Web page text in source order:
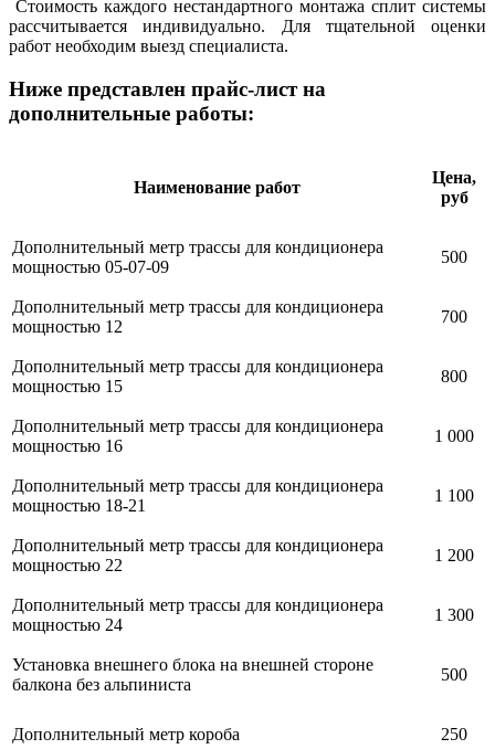
Стоимость каждого нестандартного монтажа сплит системы
рассчитывается индивидуально. Для тщательной оценки
работ необходим выезд специалиста.
Ниже представлен прайс-лист на
дополнительные работы:
Наименование работ
Цена,
руб
Дополнительный метр трассы для кондиционера
мощностью 05-07-09
500
Дополнительный метр трассы для кондиционера
мощностью 12
700
Дополнительный метр трассы для кондиционера
мощностью 15
800
Дополнительный метр трассы для кондиционера
мощностью 16
1 000
Дополнительный метр трассы для кондиционера
мощностью 18-21
1 100
Дополнительный метр трассы для кондиционера
мощностью 22
1 200
Дополнительный метр трассы для кондиционера
мощностью 24
1 300
Установка внешнего блока на внешней стороне
балкона без альпиниста
500
Дополнительный метр короба 250